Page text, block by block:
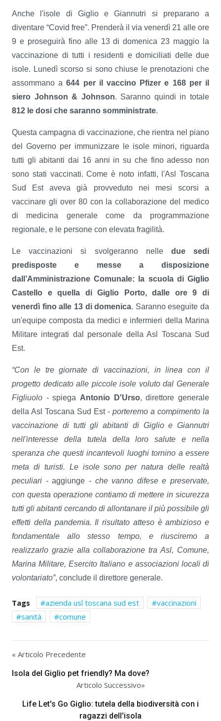
Anche l'isole di Giglio e Giannutri si preparano a
diventare “Covid free”. Prenderà il via venerdì 21 alle ore
9 e proseguirà fino alle 13 di domenica 23 maggio la
vaccinazione di tutti i residenti e domiciliati delle due
isole. Lunedì scorso si sono chiuse le prenotazioni che
assommano a644 per il vaccino Pfizer e 168 per il
siero Johnson & Johnson. Saranno quindi in totale
812 le dosi che saranno somministrate.
Questa campagna di vaccinazione, che rientra nel piano
del Governo per immunizzare le isole minori, riguarda
tutti gli abitanti dai 16 anni in su che fino adesso non
sono stati vaccinati. Come è noto infatti, l'Asl Toscana
Sud Est aveva già provveduto nei mesi scorsi a
vaccinare gli over 80 con la collaborazione del medico
di medicina generale come da programmazione
regionale, e le persone con elevata fragilità.
Le vaccinazioni si svolgeranno nelle due sedi
predisposte e messe a disposizione
dall’Amministrazione Comunale: la scuola di Giglio
Castello e quella di Giglio Porto, dalle ore 9 di
venerdì fino alle 13 di domenica. Saranno eseguite da
un'equipe composta da medici e infermieri della Marina
Militare integrati dal personale della Asl Toscana Sud
Est.
“Con le tre giornate di vaccinazioni, in linea con il
progetto dedicato alle piccole isole voluto dal Generale
Figliuolo -spiega Antonio D'Urso, direttore generale
della Asl Toscana Sud Est - porteremo a compimento la
vaccinazione di tutti gli abitanti di Giglio e Giannutri
nell'interesse della tutela della loro salute e nella
speranza che questi incantevoli luoghi tornino a essere
meta di turisti. Le isole sono per natura delle realtà
peculiari -aggiunge -che vanno difese e preservate,
con questa operazione contiamo di mettere in sicurezza
tutti gli abitanti cercando di allontanare il più possibile gli
effetti della pandemia. Il risultato atteso è ambizioso e
fondamentale allo stesso tempo, e riusciremo a
realizzarlo grazie alla collaborazione tra Asl, Comune,
Marina Militare, Esercito Italiano e associazioni locali di
volontariato”, conclude il direttore generale.
Tags azienda usl toscana sud est
vaccinazioni
sanità
comune
« Articolo Precedente
Isola del Giglio pet friendly? Ma dove?
Articolo Successivo»
Life Let's Go Giglio: tutela della biodiversità con i
ragazzi dell'isola